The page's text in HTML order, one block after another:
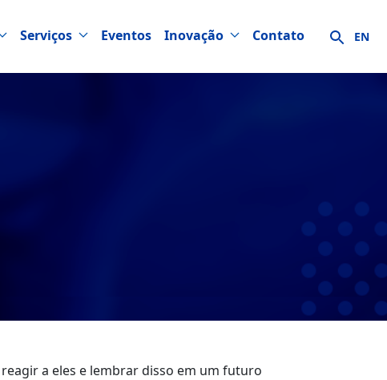
Serviços Eventos Inovação Contato EN
a eles e lembrar disso em um futuro